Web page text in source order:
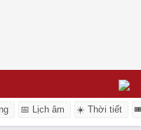
📅 Lịch âm ☀️ Thời tiết